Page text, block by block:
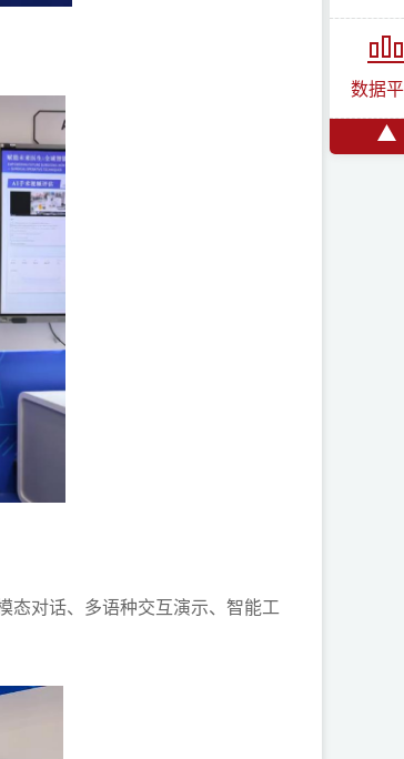
数据
态对话、多语种交互演示、智能工